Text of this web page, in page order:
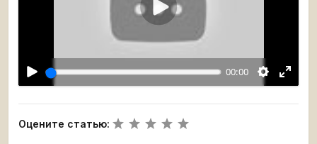
00:00
Воспроизвести
Оцените статью: